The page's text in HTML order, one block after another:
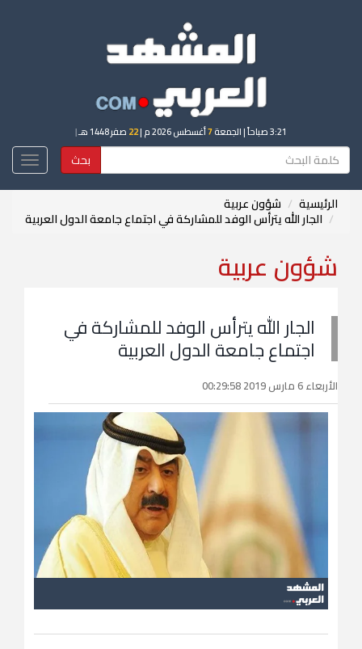
3:21 صباحاً | الجمعة7أغسطس 2026 م | 22 صفر 1448 هـ |
بحث
الرئيسية شؤون عربية
الجار الله يترأس الوفد للمشاركة في اجتماع جامعة الدول العربية
شؤون عربية
الجار الله يترأس الوفد للمشاركة في
اجتماع جامعة الدول العربية
الأربعاء 6 مارس 2019 00:29:58